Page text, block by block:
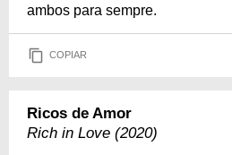
ambos para sempre.
COPIAR
Ricos de Amor
Rich in Love (2020)